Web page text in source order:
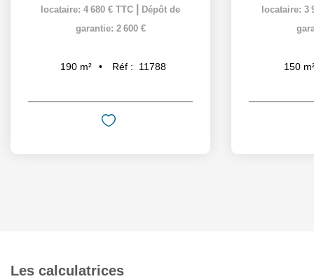
locataire: 4 680 € TTC
Dépôt de
garantie: 2 600 €
190 m² Réf : 11788
locataire: 3
150
Les calculatrices